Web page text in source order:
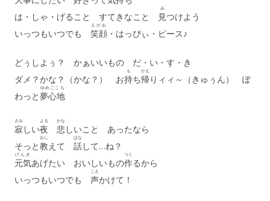
は・しゃ・げること すてきなこと
見
み
つけよう
いっつもいつでも 笑顔
えがお
・はっぴぃ・ピース♪
どぅしよぅ？ かぁいいもの だ・い・す・き
ダメ？かな？（かな？） お持
も
ち帰
かえ
りィィ～（きゅぅん） ぽ
わっと夢心地
ゆめごこち
寂
さみ
しい夜
よる
悲
かな
しいこと あったなら
そっと教
おし
えて 話
はな
して…ね？
元気
げんき
あげたい おいしいもの作
つく
るから
いっつもいつでも 声
こえ
かけて！